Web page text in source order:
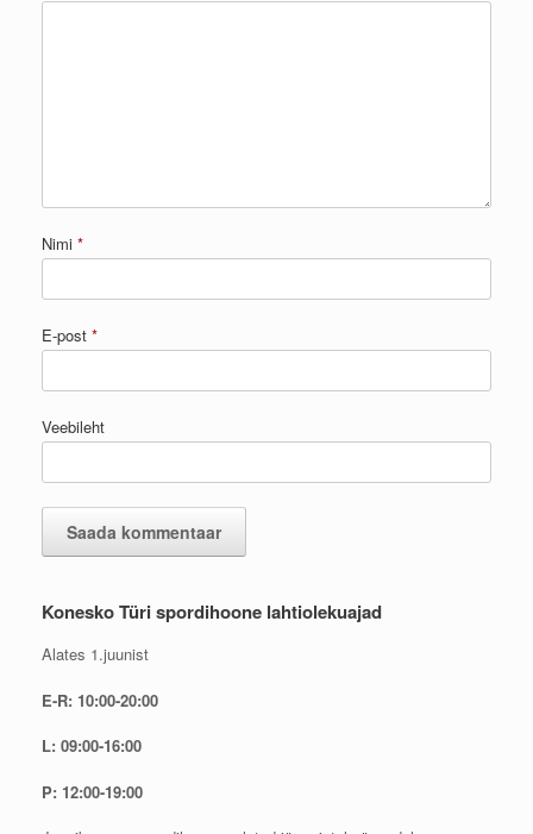
Nimi *
E-post *
Veebileht
Konesko Türi spordihoone lahtiolekuajad
Alates 1.juunist
E-R: 10:00-20:00
L: 09:00-16:00
P: 12:00-19:00